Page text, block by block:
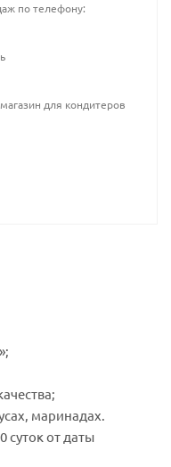
по телефону:
для кондитеров
маринадах.
суток от даты